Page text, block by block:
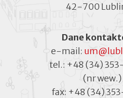
42-700
Dane
e-mail:
tel.: +48 (34)
(nr wew.)
fax: +48 (34)